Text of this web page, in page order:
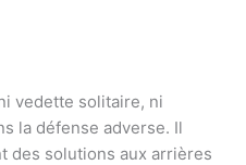
vedette solitaire, ni
la défense adverse. Il
des solutions aux arrières